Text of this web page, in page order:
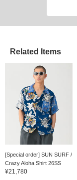
Related Items
[Special order] SUN SURF /
Crazy Aloha Shirt 26SS
¥21,780